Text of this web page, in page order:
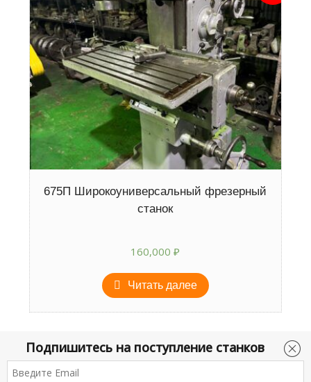
Подпишитесь на поступление станков
675П Широкоуниверсальный фрезерный
станок
160,000₽
Читать далее